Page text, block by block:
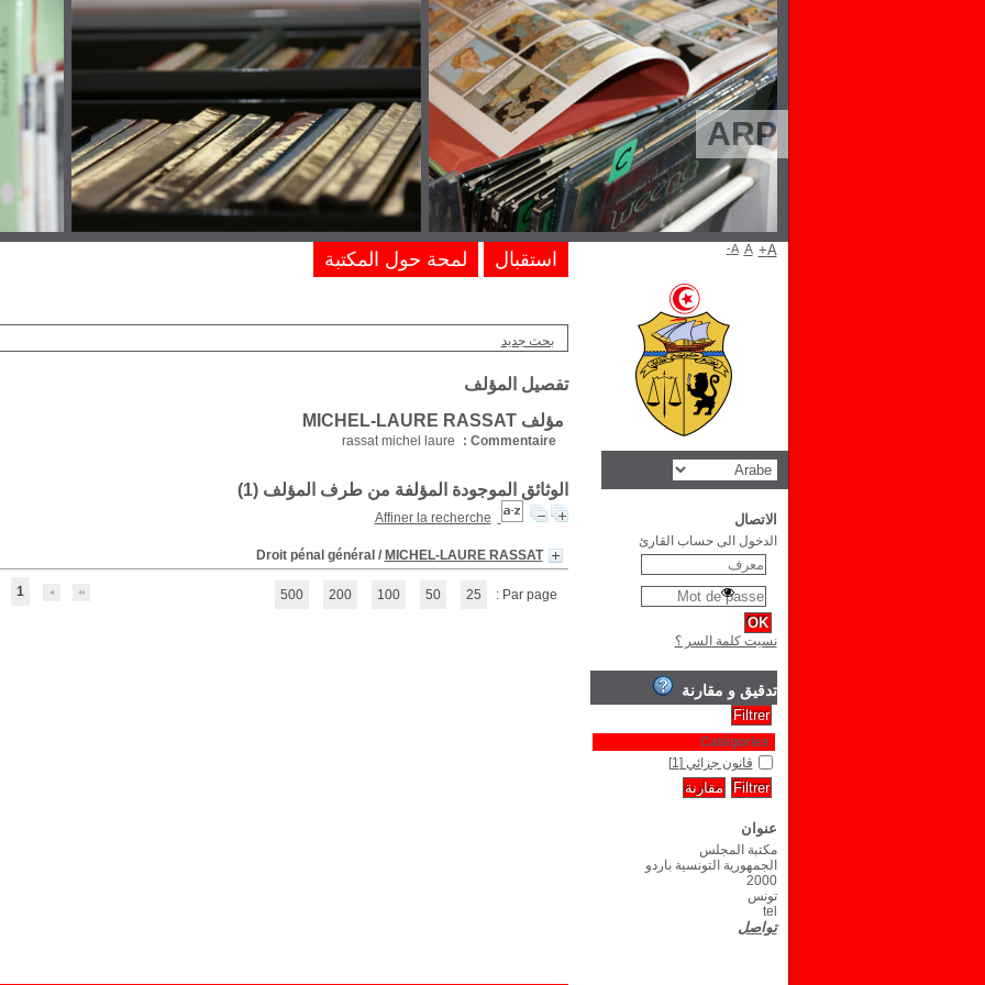
ARP
بحث جديد
تفصيل المؤلف
مؤلف MICHEL-LAURE RASSAT
Commentaire :
rassat michel laure
الوثائق الموجودة المؤلفة من طرف المؤلف (1
)
Affiner la recherche
Droit pénal général / MICHEL-LAURE RASSAT
1 Par page :
25
50
100
200
500
استقبال لمحة حول المكتبة A- A A+
الاتصال
الدخول الى حساب القارئ
نسيت كلمة السر ؟
تدقيق و مقارنة
Catégories
قانون جزائي [1]
عنوان
مكتبة المجلس
الجمهورية التونسية باردو
2000
تونس
tel
تواصل